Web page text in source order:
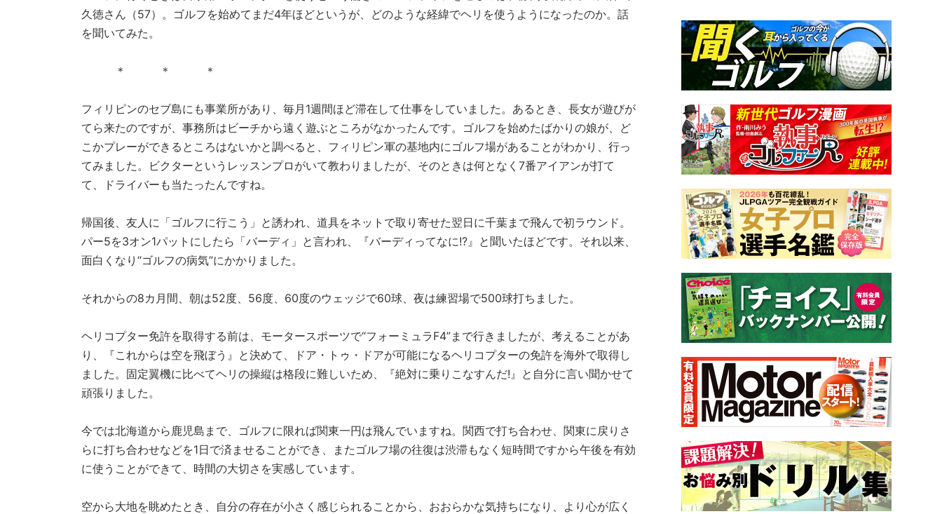
久徳さん（57）。ゴルフを始めてまだ4年ほどというが、どのような経緯でヘリを使うようになったのか。話
を聞いてみた。
＊ ＊ ＊
フィリピンのセブ島にも事業所があり、毎月1週間ほど滞在して仕事をしていました。あるとき、長女が遊びが
てら来たのですが、事務所はビーチから遠く遊ぶところがなかったんです。ゴルフを始めたばかりの娘が、ど
こかプレーができるところはないかと調べると、フィリピン軍の基地内にゴルフ場があることがわかり、行っ
てみました。ビクターというレッスンプロがいて教わりましたが、そのときは何となく7番アイアンが打て
て、ドライバーも当たったんですね。
帰国後、友人に「ゴルフに行こう」と誘われ、道具をネットで取り寄せた翌日に千葉まで飛んで初ラウンド。
パー5を3オン1パットにしたら「バーディ」と言われ、『バーディってなに!?』と聞いたほどです。それ以来、
面白くなり“ゴルフの病気”にかかりました。
それからの8カ月間、朝は52度、56度、60度のウェッジで60球、夜は練習場で500球打ちました。
ヘリコプター免許を取得する前は、モータースポーツで“フォーミュラF4”まで行きましたが、考えることがあ
り、『これからは空を飛ぼう』と決めて、ドア・トゥ・ドアが可能になるヘリコプターの免許を海外で取得し
ました。固定翼機に比べてヘリの操縦は格段に難しいため、『絶対に乗りこなすんだ!』と自分に言い聞かせて
頑張りました。
今では北海道から鹿児島まで、ゴルフに限れば関東一円は飛んでいますね。関西で打ち合わせ、関東に戻りさ
らに打ち合わせなどを1日で済ませることができ、またゴルフ場の往復は渋滞もなく短時間ですから午後を有効
に使うことができて、時間の大切さを実感しています。
空から大地を眺めたとき、自分の存在が小さく感じられることから、おおらかな気持ちになり、より心が広く